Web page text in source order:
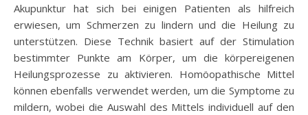
Akupunktur hat sich bei einigen Patienten als hilfreich
erwiesen, um Schmerzen zu lindern und die Heilung zu
unterstützen. Diese Technik basiert auf der Stimulation
bestimmter Punkte am Körper, um die körpereigenen
Heilungsprozesse zu aktivieren. Homöopathische Mittel
können ebenfalls verwendet werden, um die Symptome zu
mildern, wobei die Auswahl des Mittels individuell auf den